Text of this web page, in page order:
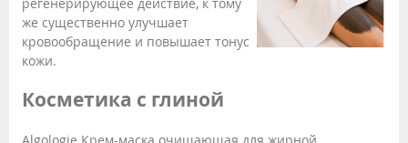
же существенно улучшает
кровообращение и повышает тонус
кожи.
Косметика с глиной